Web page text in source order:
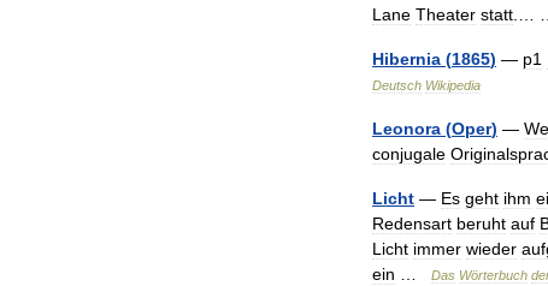
Lane Theater statt
Hibernia (1865) — p1
Deutsch Wikipedia
Leonora (Oper) —
conjugale
Licht — Es geht ihm
Redensart beruht auf
Licht immer wieder
ein
Das Wörterbuch